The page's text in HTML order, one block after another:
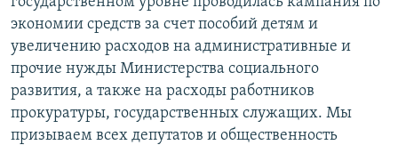
экономии средств за счет пособий детям и
увеличению расходов на административные и
прочие нужды Министерства социального
развития, а также на расходы работников
прокуратуры, государственных служащих. Мы
призываем всех депутатов и общественность